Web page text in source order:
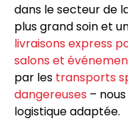
dans le secteur de
plus grand soin et
livraisons express
salons et
par les transports
dangereuses –
logistique adaptée.